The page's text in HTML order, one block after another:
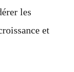
les
et